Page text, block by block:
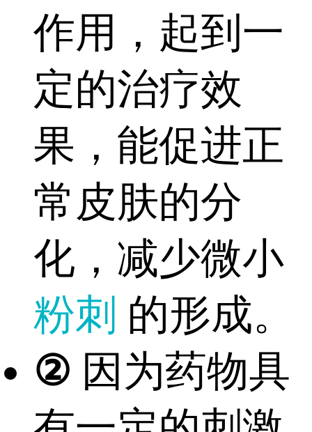
作用，起到一
定的治疗效
果，能促进正
常皮肤的分
化，减少微小
粉刺 的形成。
② 因为药物具